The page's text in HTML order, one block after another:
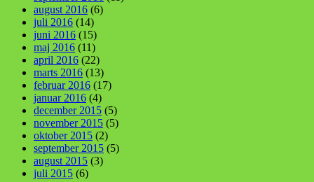
august 2016 (6)
juli 2016 (14)
juni 2016 (15)
maj 2016 (11)
april 2016 (22)
marts 2016 (13)
februar 2016 (17)
januar 2016 (4)
december 2015 (5)
november 2015 (5)
oktober 2015 (2)
september 2015 (5)
august 2015 (3)
juli 2015 (6)